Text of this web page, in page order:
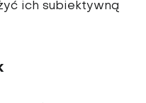
ich subiektywną